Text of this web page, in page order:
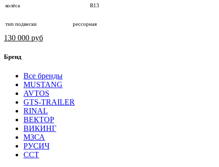
колёса R13
тип подвески рессорная
130 000 руб
Бренд
Все бренды
MUSTANG
AVTOS
GTS-TRAILER
RINAL
ВЕКТОР
ВИКИНГ
МЗСА
РУСИЧ
ССТ